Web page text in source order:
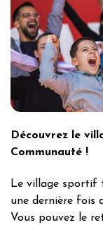
Découvrez le
Communauté !
Le village sportif
une dernière fois
Vous pouvez le